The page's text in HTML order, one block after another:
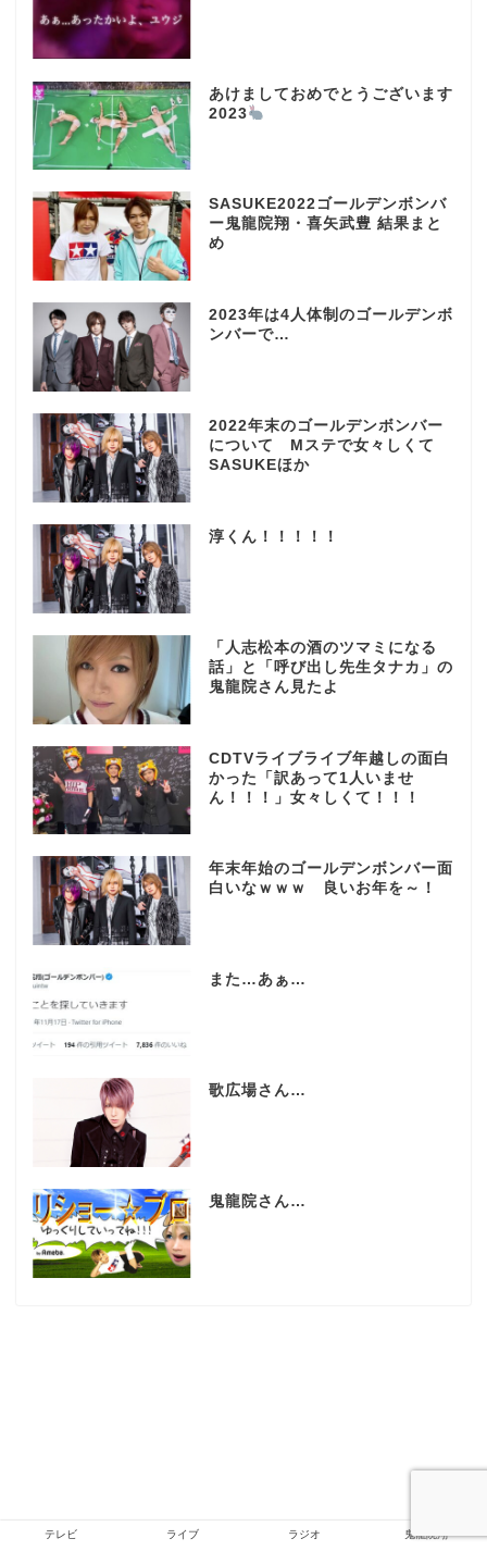
あけましておめでとうございます
2023
SASUKE2022ゴールデンボンバ
ー鬼龍院翔・喜矢武豊 結果まと
め
2023年は4人体制のゴールデンボ
ンバーで…
2022年末のゴールデンボンバー
について Mステで女々しくて
SASUKEほか
淳くん！！！！！
「人志松本の酒のツマミになる
話」と「呼び出し先生タナカ」の
鬼龍院さん見たよ
CDTVライブライブ年越しの面白
かった「訳あって1人いませ
ん！！！」女々しくて！！！
年末年始のゴールデンボンバー面
白いなｗｗｗ 良いお年を～！
また…あぁ…
歌広場さん…
鬼龍院さん…
テレビ ライブ ラジオ 鬼龍院翔